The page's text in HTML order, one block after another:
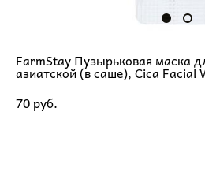
FarmStay Пузырьковая маска
азиатской (в саше), Cica Facial
70 pуб.